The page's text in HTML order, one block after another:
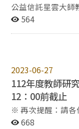
公益信託星雲大師
育獎」，相關訊息
564
2023-06-27
112年度教師研
12：00前截止
※ 再次提醒：請各
錄資料庫登錄資料後
668